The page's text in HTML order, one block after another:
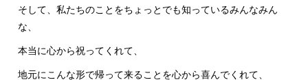
そして、私たちのことをちょっとでも知っているみんなみん
な、
本当に心から祝ってくれて、
地元にこんな形で帰って来ることを心から喜んでくれて、